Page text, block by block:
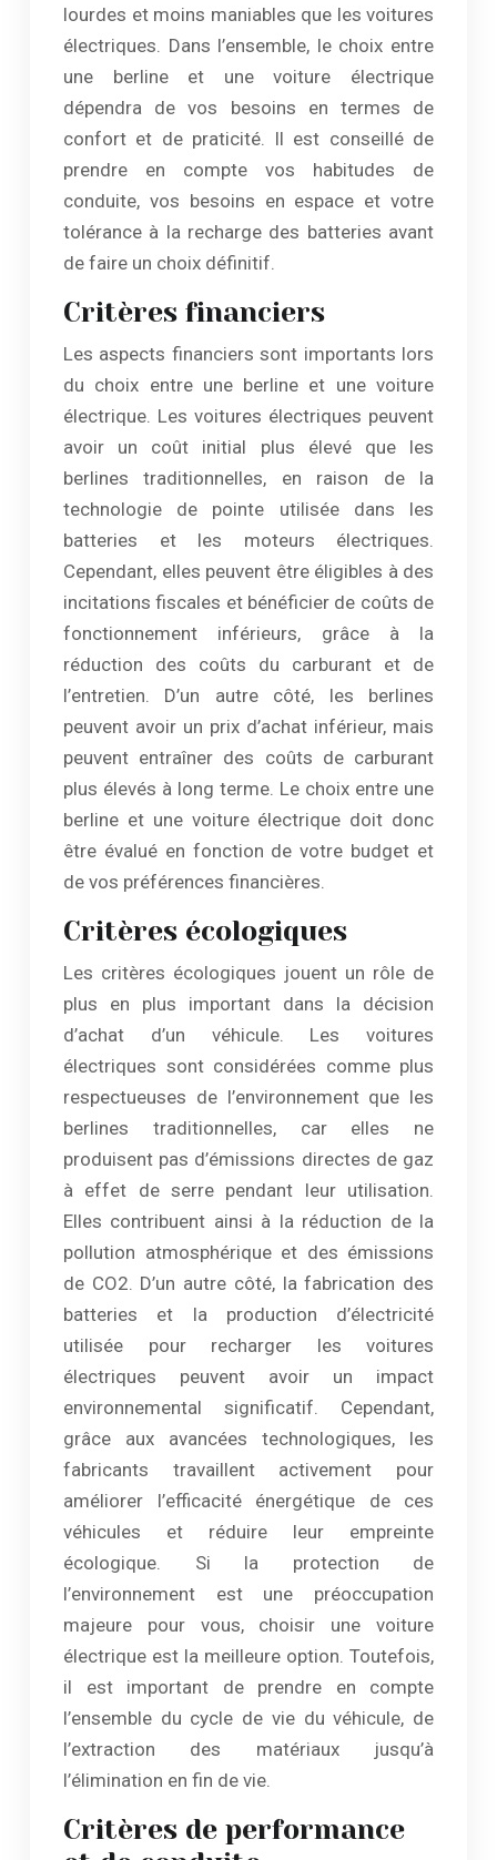
lourdes et moins maniables que les voitures
électriques. Dans l’ensemble, le choix entre
une berline et une voiture électrique
dépendra de vos besoins en termes de
confort et de praticité. Il est conseillé de
prendre en compte vos habitudes de
conduite, vos besoins en espace et votre
tolérance à la recharge des batteries avant
de faire un choix définitif.
Critères financiers
Les aspects financiers sont importants lors
du choix entre une berline et une voiture
électrique. Les voitures électriques peuvent
avoir un coût initial plus élevé que les
berlines traditionnelles, en raison de la
technologie de pointe utilisée dans les
batteries et les moteurs électriques.
Cependant, elles peuvent être éligibles à des
incitations fiscales et bénéficier de coûts de
fonctionnement inférieurs, grâce à la
réduction des coûts du carburant et de
l’entretien. D’un autre côté, les berlines
peuvent avoir un prix d’achat inférieur, mais
peuvent entraîner des coûts de carburant
plus élevés à long terme. Le choix entre une
berline et une voiture électrique doit donc
être évalué en fonction de votre budget et
de vos préférences financières.
Critères écologiques
Les critères écologiques jouent un rôle de
plus en plus important dans la décision
d’achat d’un véhicule. Les voitures
électriques sont considérées comme plus
respectueuses de l’environnement que les
berlines traditionnelles, car elles ne
produisent pas d’émissions directes de gaz
à effet de serre pendant leur utilisation.
Elles contribuent ainsi à la réduction de la
pollution atmosphérique et des émissions
de CO2. D’un autre côté, la fabrication des
batteries et la production d’électricité
utilisée pour recharger les voitures
électriques peuvent avoir un impact
environnemental significatif. Cependant,
grâce aux avancées technologiques, les
fabricants travaillent activement pour
améliorer l’efficacité énergétique de ces
véhicules et réduire leur empreinte
écologique. Si la protection de
l’environnement est une préoccupation
majeure pour vous, choisir une voiture
électrique est la meilleure option. Toutefois,
il est important de prendre en compte
l’ensemble du cycle de vie du véhicule, de
l’extraction des matériaux jusqu’à
l’élimination en fin de vie.
Critères de performance